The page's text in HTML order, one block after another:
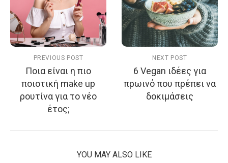
PREVIOUS POST
Ποια είναι η πιο
ποιοτική make up
ρουτίνα για το νέο
έτος;
NEXT POST
6 Vegan ιδέες για
πρωινό που πρέπει να
δοκιμάσεις
YOU MAY ALSO LIKE